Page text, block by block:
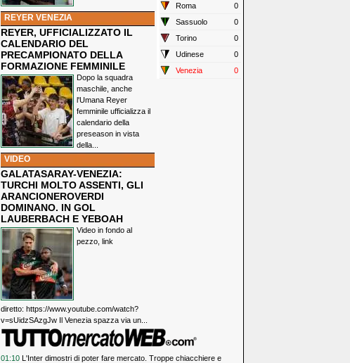
REYER VENEZIA
REYER, UFFICIALIZZATO IL
CALENDARIO DEL
PRECAMPIONATO DELLA
FORMAZIONE FEMMINILE
Dopo la squadra
maschile, anche
l'Umana Reyer
femminile ufficializza il
calendario della
preseason in vista
della...
VIDEO
GALATASARAY-VENEZIA:
TURCHI MOLTO ASSENTI, GLI
ARANCIONEROVERDI
DOMINANO. IN GOL
LAUBERBACH E YEBOAH
Video in fondo al
pezzo, link
diretto: https://www.youtube.com/watch?
v=sUidzSAzgJw Il Venezia spazza via un...
Roma
0
Sassuolo
0
Torino
0
Udinese
0
Venezia
0
01:10 L'Inter dimostri di poter fare mercato. Troppe chiacchiere e